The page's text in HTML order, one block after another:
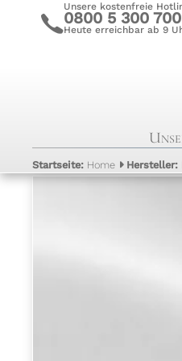
c
Unsere kostenfreie
0800 5 300 700
Heute erreichbar ab 9
Startseite: Home Hersteller: